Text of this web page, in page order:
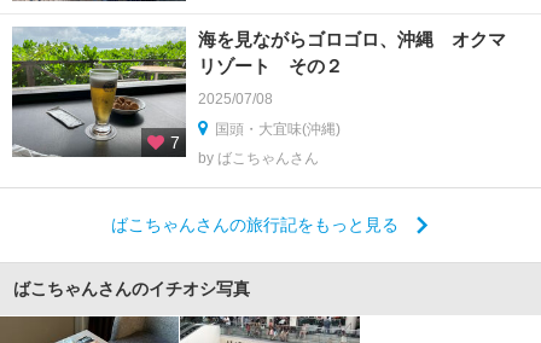
7
海を見ながらゴロゴロ、沖縄 オクマ
リゾート その２
2025/07/08
国頭・大宜味(沖縄)
by ばこちゃんさん
ばこちゃんさんの旅行記をもっと見る
ばこちゃんさんのイチオシ写真